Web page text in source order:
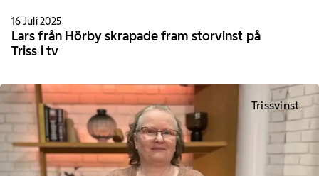
16 Juli 2025
Lars från Hörby skrapade fram storvinst på
Triss i tv
Trissvinst